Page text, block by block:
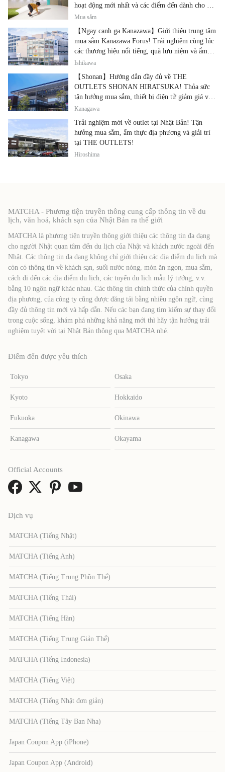
hoạt động mới nhất và các điểm đến dành cho gia
đình.
Mua sắm
【Ngay cạnh ga Kanazawa】Giới thiệu trung tâm
mua sắm Kanazawa Forus! Trải nghiệm cùng lúc
các thương hiệu nổi tiếng, quà lưu niệm và ẩm
thực địa phương
Ishikawa
【Shonan】Hướng dẫn đầy đủ về THE
OUTLETS SHONAN HIRATSUKA! Thỏa sức
tận hưởng mua sắm, thiết bị điện tử giảm giá và
ẩm thực địa phương tại cùng một địa điểm!
Kanagawa
Trải nghiệm mới về outlet tại Nhật Bản! Tận
hưởng mua sắm, ẩm thực địa phương và giải trí
tại THE OUTLETS!
Hiroshima
MATCHA - Phương tiện truyền thông cung cấp thông tin về du
lịch, văn hoá, khách sạn của Nhật Bản ra thế giới
MATCHA là phương tiện truyền thông giới thiệu các thông tin đa dạng
cho người Nhật quan tâm đến du lịch của Nhật và khách nước ngoài đến
Nhật. Các thông tin đa dạng không chỉ giới thiệu các địa điểm du lịch mà
còn có thông tin về khách sạn, suối nước nóng, món ăn ngon, mua sắm,
cách đi đến các địa điểm du lịch, các tuyến du lịch mẫu lý tưởng, v.v.
bằng 10 ngôn ngữ khác nhau. Các thông tin chính thức của chính quyền
địa phương, của công ty cũng được đăng tải bằng nhiều ngôn ngữ, cùng
đầy đủ thông tin mới và hấp dẫn. Nếu các bạn đang tìm kiếm sự thay đổi
trong cuộc sống, khám phá những khả năng mới thì hãy tận hưởng trải
nghiệm tuyệt vời tại Nhật Bản thông qua MATCHA nhé.
Điểm đến được yêu thích
Tokyo Osaka
Kyoto Hokkaido
Fukuoka Okinawa
Kanagawa Okayama
Dịch vụ
MATCHA (Tiếng Nhật)
MATCHA (Tiếng Anh)
MATCHA (Tiếng Trung Phồn Thể)
MATCHA (Tiếng Thái)
MATCHA (Tiếng Hàn)
MATCHA (Tiếng Trung Giản Thể)
MATCHA (Tiếng Indonesia)
MATCHA (Tiếng Việt)
MATCHA (Tiếng Nhật đơn giản)
MATCHA (Tiếng Tây Ban Nha)
Japan Coupon App (iPhone)
Japan Coupon App (Android)
Official Accounts